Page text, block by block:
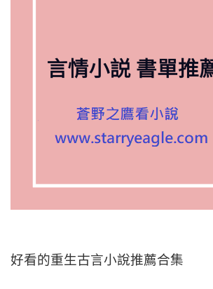
好看的重生古言小說推薦合集